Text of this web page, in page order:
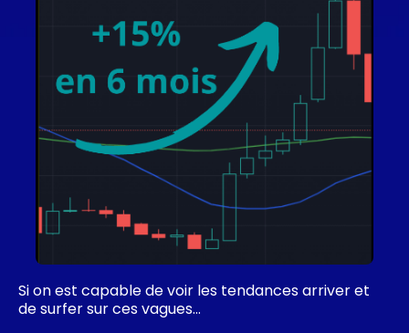
Si on est capable de voir les tendances arriver et
de surfer sur ces vagues…